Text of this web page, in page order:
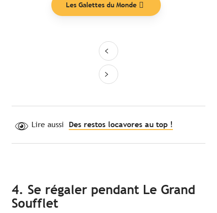
Les Galettes du Monde
Lire aussi Des restos locavores au top !
4. Se régaler pendant Le Grand
Soufflet